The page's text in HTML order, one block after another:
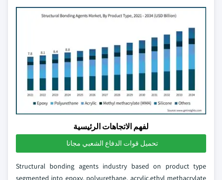
لفهم الاتجاهات الرئيسية
تحميل قوات الدفاع الشعبي مجانا
Structural bonding agents industry based on product type
segmented into epoxy, polyurethane, acrylic,ethyl methacrylate